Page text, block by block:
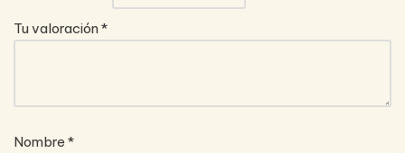
Tu valoración*
Nombre *